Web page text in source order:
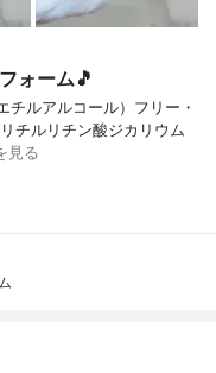
ォーム🎵
チルアルコール）フリー・
チルリチン酸ジカリウム
見る